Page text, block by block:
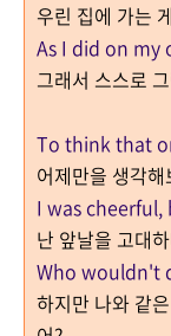
우린 집에 가는
As I did on my
그래서 스스로
To think that
어제만을 생각해
I was
난 앞날을 고대
Who wouldn't
하지만 나와 같